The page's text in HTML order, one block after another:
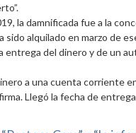
la damnificada fue a la
sido alquilado en marzo de
entrega del dinero y de un
a una cuenta corriente
Llegó la fecha de